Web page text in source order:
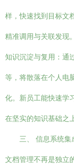
样，快速找到目标文
精准调用与关联发现。
知识沉淀与复用：通
等，将散落在个人电
化。新员工能快速学
在坚实的知识基础之
三、 信息系统
文档管理不再是独立